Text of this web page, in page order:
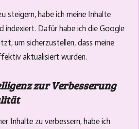
steigern, habe ich meine Inhalte
indexiert. Dafür habe ich die Google
um sicherzustellen, dass meine
aktualisiert wurden.
zur Verbesserung
Inhalte zu verbessern, habe ich